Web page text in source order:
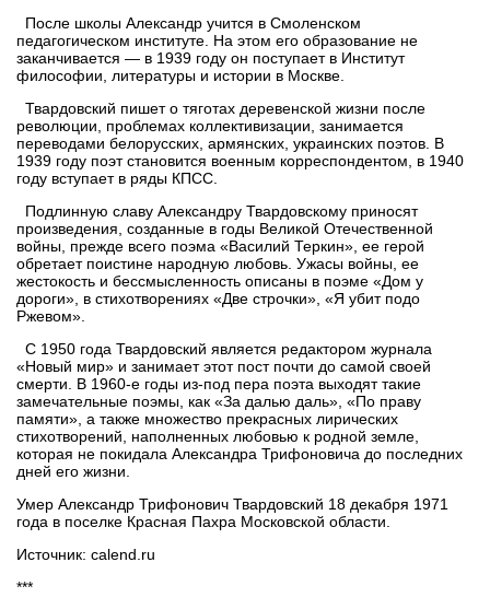
После школы Александр учится в Смоленском
педагогическом институте. На этом его образование не
заканчивается — в 1939 году он поступает в Институт
философии, литературы и истории в Москве.
Твардовский пишет о тяготах деревенской жизни после
революции, проблемах коллективизации, занимается
переводами белорусских, армянских, украинских поэтов. В
1939 году поэт становится военным корреспондентом, в 1940
году вступает в ряды КПСС.
Подлинную славу Александру Твардовскому приносят
произведения, созданные в годы Великой Отечественной
войны, прежде всего поэма «Василий Теркин», ее герой
обретает поистине народную любовь. Ужасы войны, ее
жестокость и бессмысленность описаны в поэме «Дом у
дороги», в стихотворениях «Две строчки», «Я убит подо
Ржевом».
С 1950 года Твардовский является редактором журнала
«Новый мир» и занимает этот пост почти до самой своей
смерти. В 1960-е годы из-под пера поэта выходят такие
замечательные поэмы, как «За далью даль», «По праву
памяти», а также множество прекрасных лирических
стихотворений, наполненных любовью к родной земле,
которая не покидала Александра Трифоновича до последних
дней его жизни.
Умер Александр Трифонович Твардовский 18 декабря 1971
года в поселке Красная Пахра Московской области.
Источник: calend.ru
***